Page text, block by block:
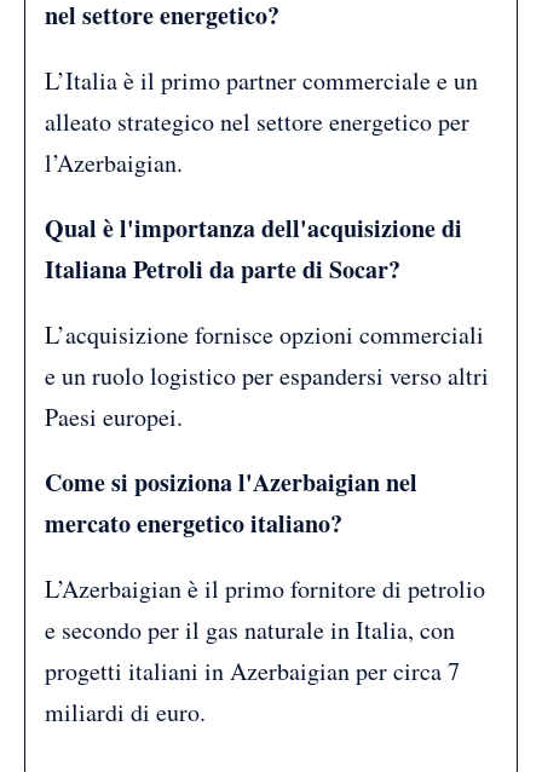
nel settore energetico?
L’Italia è il primo partner commerciale e un
alleato strategico nel settore energetico per
l’Azerbaigian.
Qual è l'importanza dell'acquisizione di
Italiana Petroli da parte di Socar?
L’acquisizione fornisce opzioni commerciali
e un ruolo logistico per espandersi verso altri
Paesi europei.
Come si posiziona l'Azerbaigian nel
mercato energetico italiano?
L’Azerbaigian è il primo fornitore di petrolio
e secondo per il gas naturale in Italia, con
progetti italiani in Azerbaigian per circa 7
miliardi di euro.